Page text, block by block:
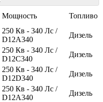
Мощность
Топливо
250 Кв - 340 Лс /
D12A340
Дизель
250 Кв - 340 Лс /
D12C340
Дизель
250 Кв - 340 Лс /
D12D340
Дизель
250 Кв - 340 Лс /
D12A340
Дизель